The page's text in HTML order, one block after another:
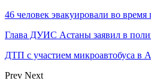
46 человек эвакуировали во
Глава ДУИС Астаны заявил в
ДТП с участием микроавтобуса в
Prev Next